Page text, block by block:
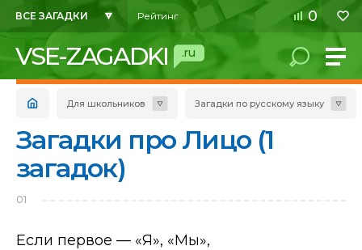
ВСЕ ЗАГАДКИ Рейтинг 0
VSE-ZAGADKI .ru
Для школьников Загадки по русскому языку
Загадки про Лицо (1
загадок)
01
Если первое — «Я», «Мы»,